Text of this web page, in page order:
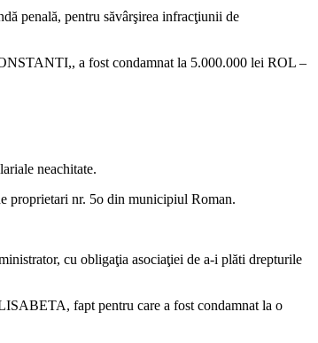
penală, pentru săvârşirea infracţiunii de
a fost condamnat la 5.000.000 lei ROL –
neachitate.
proprietari nr. 5o din municipiul Roman.
cu obligaţia asociaţiei de a-i plăti drepturile
fapt pentru care a fost condamnat la o